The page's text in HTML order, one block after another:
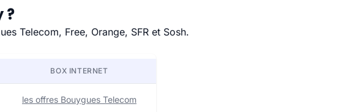
?
Telecom, Free, Orange, SFR et Sosh.
BOX INTERNET
les offres Bouygues Telecom